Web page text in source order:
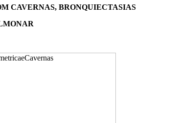
CAVERNAS, BRONQUIECTASIAS